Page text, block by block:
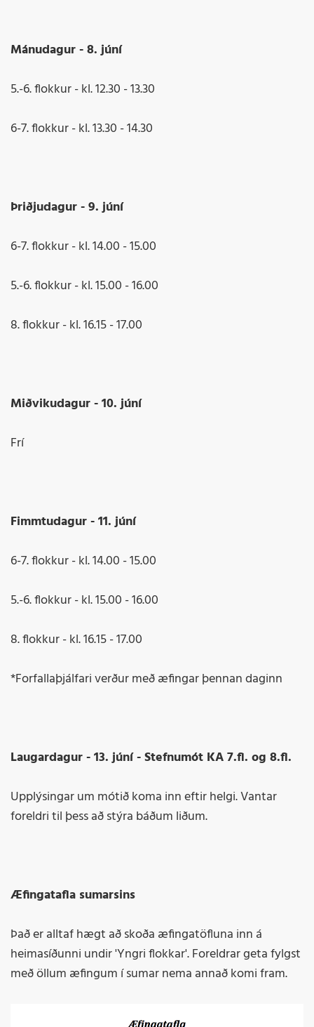
Mánudagur - 8. júní
5.-6. flokkur - kl. 12.30 - 13.30
6-7. flokkur - kl. 13.30 - 14.30
Þriðjudagur - 9. júní
6-7. flokkur - kl. 14.00 - 15.00
5.-6. flokkur - kl. 15.00 - 16.00
8. flokkur - kl. 16.15 - 17.00
Miðvikudagur - 10. júní
Frí
Fimmtudagur - 11. júní
6-7. flokkur - kl. 14.00 - 15.00
5.-6. flokkur - kl. 15.00 - 16.00
8. flokkur - kl. 16.15 - 17.00
*Forfallaþjálfari verður með æfingar þennan daginn
Laugardagur - 13. júní - Stefnumót KA 7.fl. og 8.fl.
Upplýsingar um mótið koma inn eftir helgi. Vantar
foreldri til þess að stýra báðum liðum.
Æfingatafla sumarsins
Það er alltaf hægt að skoða æfingatöfluna inn á
heimasíðunni undir 'Yngri flokkar'. Foreldrar geta fylgst
með öllum æfingum í sumar nema annað komi fram.